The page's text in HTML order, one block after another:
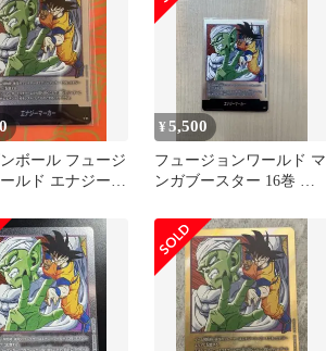
ンボール フュージ
ルド エナジーマ
¥5,500
フュージョンワールド マ
ンガブースター 16巻 銀